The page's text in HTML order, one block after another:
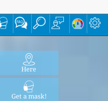
Here
Get a mask!